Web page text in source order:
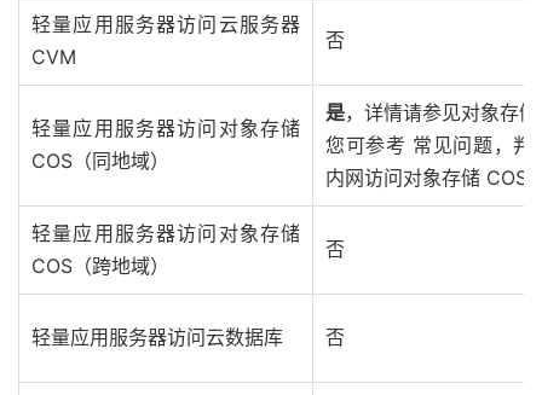
轻量应用服务器访问云服务器
CVM
否
轻量应用服务器访问对象存储
COS（同地域）
是，详情请参见对象存
您可参考 常见问题，判
内网访问对象存储 COS
轻量应用服务器访问对象存储
COS（跨地域）
否
轻量应用服务器访问云数据库 否